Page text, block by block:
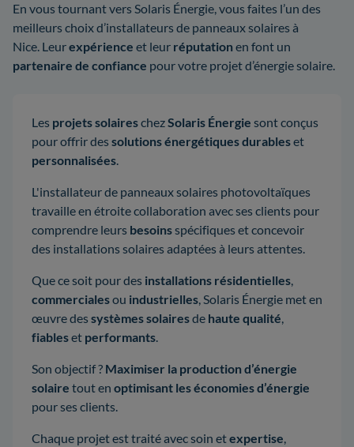
En vous tournant vers Solaris Énergie, vous faites l’un des
meilleurs choix d’installateurs de panneaux solaires à
Nice. Leurexpérience et leur réputation en font un
partenaire de confiance pour votre projet d’énergie solaire.
Les projets solaireschezSolaris Énergie sont conçus
pour offrir dessolutions énergétiques durableset
personnalisées.
L'installateur de panneaux solaires photovoltaïques
travaille en étroite collaboration avec ses clients pour
comprendre leurs besoinsspécifiques et concevoir
des installations solaires adaptées à leurs attentes.
Que ce soit pour des installations résidentielles,
commercialesou industrielles, Solaris Énergie met en
œuvre dessystèmes solairesde haute qualité,
fiableset performants.
Son objectif ? Maximiser la production d’énergie
solaire tout en optimisant les économies d’énergie
pour ses clients.
Chaque projet est traité avec soin etexpertise,